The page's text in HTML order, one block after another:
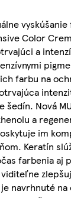
vyskúšanie
Color
a
farbu na
šedín. Nová
a
im
Keratín
farbenia aj
navrhnuté